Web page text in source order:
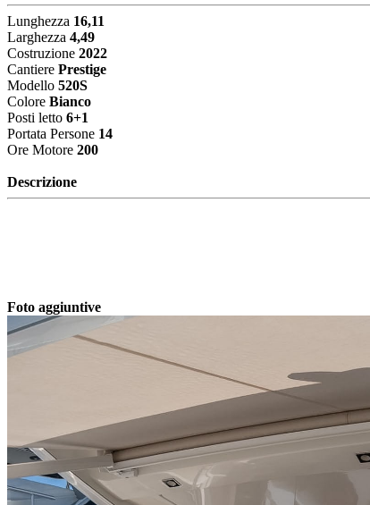
Lunghezza 16,11
Larghezza 4,49
Costruzione 2022
Cantiere Prestige
Modello 520S
Colore Bianco
Posti letto 6+1
Portata Persone 14
Ore Motore 200
Descrizione
Foto aggiuntive